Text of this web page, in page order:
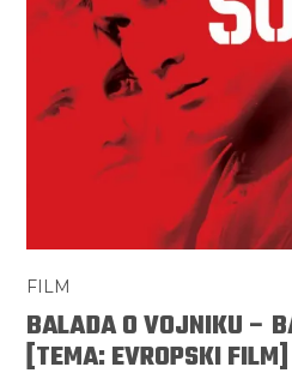
FILM
BALADA O VOJNIKU –
[TEMA: EVROPSKI FILM]